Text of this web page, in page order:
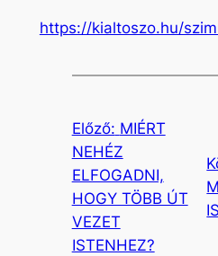
https://kialtoszo.hu/
Előző: MIÉRT
NEHÉZ
ELFOGADNI,
HOGY TÖBB ÚT
VEZET
ISTENHEZ?